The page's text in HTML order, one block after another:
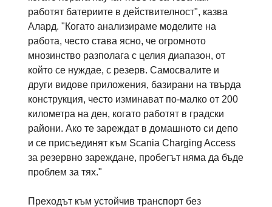
работят батериите в действителност", казва
Алард. "Когато анализираме моделите на
работа, често става ясно, че огромното
мнозинство разполага с целия диапазон, от
който се нуждае, с резерв. Самосвалите и
други видове приложения, базирани на твърда
конструкция, често изминават по-малко от 200
километра на ден, когато работят в градски
райони. Ако те зареждат в домашното си депо
и се присъединят към Scania Charging Access
за резервно зареждане, пробегът няма да бъде
проблем за тях."
Преходът към устойчив транспорт без